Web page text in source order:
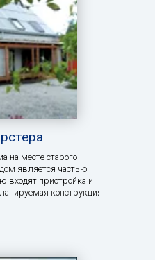
на месте старого
является частью
входят пристройка и
конструкция